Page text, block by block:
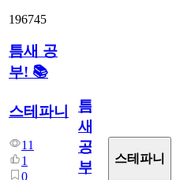
196745
틈새 공
부! 📚
스테파니
11
1
0
틈
새
공
부!
스테파니